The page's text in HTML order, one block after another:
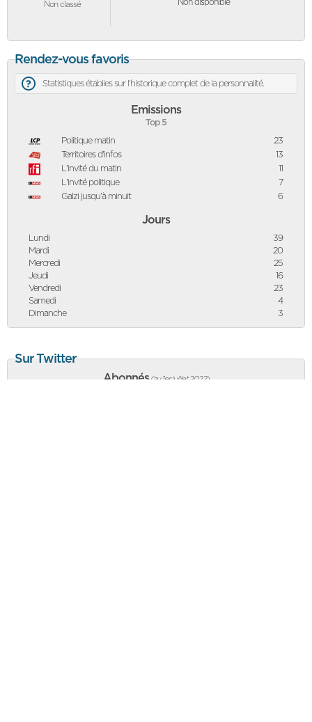
Non classé Non disponible
Rendez-vous favoris
Statistiques établies sur l'historique complet de la personnalité.
Emissions
Top 5
Politique matin
23
Territoires d'infos
13
L'invité du matin
11
L'invité politique
7
Galzi jusqu’à minuit
6
Jours
Lundi
39
Mardi
20
Mercredi
25
Jeudi
16
Vendredi
23
Samedi
4
Dimanche
3
Sur Twitter
Abonnés (au 1er juillet 2022)